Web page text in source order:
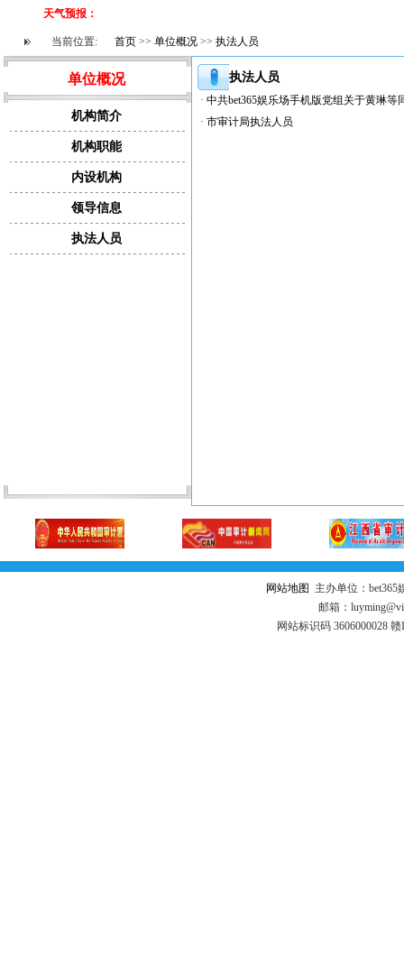
天气预报：
当前位置: 首页 >>单位概况 >>执法人员
单位概况
机构简介
机构职能
内设机构
领导信息
执法人员
执法人员
· 中共bet365娱乐场手机版党组关于黄琳等
· 市审计局执法人员
网站地图
主办单位：
邮箱：
网站标识码 3606000028